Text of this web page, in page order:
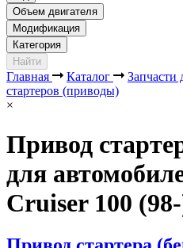
Объем двигателя
Модификация
Категория
Найти
Главная Каталог Запчасти
стартеров (приводы)
×
Привод
для
Cruiser 100